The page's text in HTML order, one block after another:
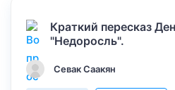
Краткий пересказ
"Недоросль".
Севак Саакян